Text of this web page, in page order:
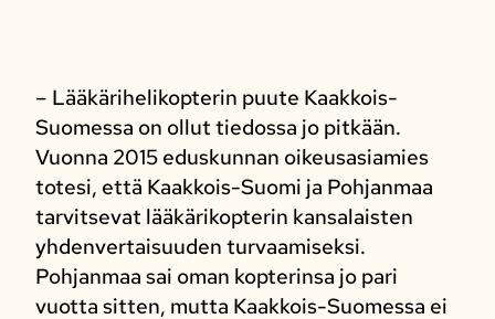
– Lääkärihelikopterin puute Kaakkois-
Suomessa on ollut tiedossa jo pitkään.
Vuonna 2015 eduskunnan oikeusasiamies
totesi, että Kaakkois-Suomi ja Pohjanmaa
tarvitsevat lääkärikopterin kansalaisten
yhdenvertaisuuden turvaamiseksi.
Pohjanmaa sai oman kopterinsa jo pari
vuotta sitten, mutta Kaakkois-Suomessa ei